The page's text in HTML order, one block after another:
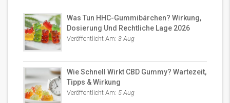
Was Tun HHC-Gummibärchen? Wirkung,
Dosierung Und Rechtliche Lage 2026
Veröffentlicht Am: 3 Aug
Wie Schnell Wirkt CBD Gummy? Wartezeit,
Tipps & Wirkung
Veröffentlicht Am: 5 Aug